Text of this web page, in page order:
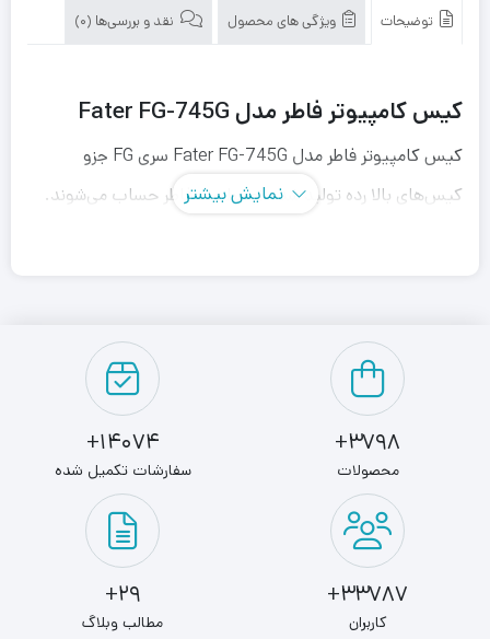
توضیحات ویژگی های محصول نقد و بررسی‌ها (0)
کیس کامپیوتر فاطر مدل Fater FG-745G
کیس کامپیوتر فاطر مدل Fater FG-745G سری FG جزو
کیس‌های بالا رده تولید شده توسط برند فاطر حساب می‌شوند.
هوای قابل شستشو و آهن ربایی، پورت های کافی در پنل جلو،
جنس آلیاز سبک و ضد تشعشع و دافع نویز، تعداد مناسب
جایگاه پذیرش درآور های 2.5 و 3.5 اینچی و سازگاری با انواع
مادر برد های ATX، ITX و M-ATX این سری را به یک انتخاب کم
نظیر برای گیمر ها تبدیل نموده است.
در زمینه‌ی طراحی هم فاطر به استفاده از شیشه‌های حرارت دیده
برای یک طرف کیس و نورپردازی‌های متنوع ARGB هم چشم
نمایش بیشتر
3798+
محصولات
14074+
سفارشات تکمیل شده
33787+
کاربران
29+
مطالب وبلاگ